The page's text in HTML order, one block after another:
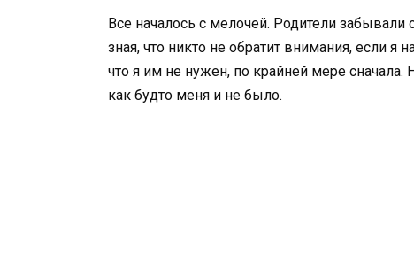
Все началось с мелочей. Родители
зная, что никто не обратит внимания, если я
что я им не нужен, по крайней мере
как будто меня и не было.